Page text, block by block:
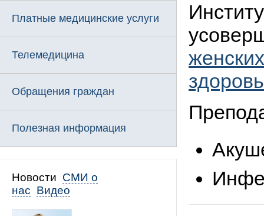
Платные медицинские услуги
Телемедицина
Обращения граждан
Полезная информация
Новости СМИ о
нас Видео